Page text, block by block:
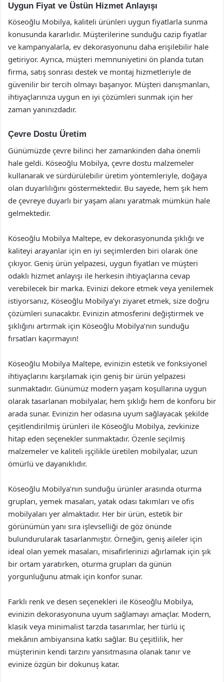
Uygun Fiyat ve Üstün Hizmet Anlayışı
Köseoğlu Mobilya, kaliteli ürünleri uygun fiyatlarla sunma
konusunda kararlıdır. Müşterilerine sunduğu cazip fiyatlar
ve kampanyalarla, ev dekorasyonunu daha erişilebilir hale
getiriyor. Ayrıca, müşteri memnuniyetini ön planda tutan
firma, satış sonrası destek ve montaj hizmetleriyle de
güvenilir bir tercih olmayı başarıyor. Müşteri danışmanları,
ihtiyaçlarınıza uygun en iyi çözümleri sunmak için her
zaman yanınızdadır.
Çevre Dostu Üretim
Günümüzde çevre bilinci her zamankinden daha önemli
hale geldi. Köseoğlu Mobilya, çevre dostu malzemeler
kullanarak ve sürdürülebilir üretim yöntemleriyle, doğaya
olan duyarlılığını göstermektedir. Bu sayede, hem şık hem
de çevreye duyarlı bir yaşam alanı yaratmak mümkün hale
gelmektedir.
Köseoğlu Mobilya Maltepe, ev dekorasyonunda şıklığı ve
kaliteyi arayanlar için en iyi seçimlerden biri olarak öne
çıkıyor. Geniş ürün yelpazesi, uygun fiyatları ve müşteri
odaklı hizmet anlayışı ile herkesin ihtiyaçlarına cevap
verebilecek bir marka. Evinizi dekore etmek veya yenilemek
istiyorsanız, Köseoğlu Mobilya’yı ziyaret etmek, size doğru
çözümleri sunacaktır. Evinizin atmosferini değiştirmek ve
şıklığını artırmak için Köseoğlu Mobilya’nın sunduğu
fırsatları kaçırmayın!
Köseoğlu Mobilya Maltepe, evinizin estetik ve fonksiyonel
ihtiyaçlarını karşılamak için geniş bir ürün yelpazesi
sunmaktadır. Günümüz modern yaşam koşullarına uygun
olarak tasarlanan mobilyalar, hem şıklığı hem de konforu bir
arada sunar. Evinizin her odasına uyum sağlayacak şekilde
çeşitlendirilmiş ürünleri ile Köseoğlu Mobilya, zevkinize
hitap eden seçenekler sunmaktadır. Özenle seçilmiş
malzemeler ve kaliteli işçilikle üretilen mobilyalar, uzun
ömürlü ve dayanıklıdır.
Köseoğlu Mobilya’nın sunduğu ürünler arasında oturma
grupları, yemek masaları, yatak odası takımları ve ofis
mobilyaları yer almaktadır. Her bir ürün, estetik bir
görünümün yanı sıra işlevselliği de göz önünde
bulundurularak tasarlanmıştır. Örneğin, geniş aileler için
ideal olan yemek masaları, misafirlerinizi ağırlamak için şık
bir ortam yaratırken, oturma grupları da günün
yorgunluğunu atmak için konfor sunar.
Farklı renk ve desen seçenekleri ile Köseoğlu Mobilya,
evinizin dekorasyonuna uyum sağlamayı amaçlar. Modern,
klasik veya minimalist tarzda tasarımlar, her türlü iç
mekânın ambiyansına katkı sağlar. Bu çeşitlilik, her
müşterinin kendi tarzını yansıtmasına olanak tanır ve
evinize özgün bir dokunuş katar.